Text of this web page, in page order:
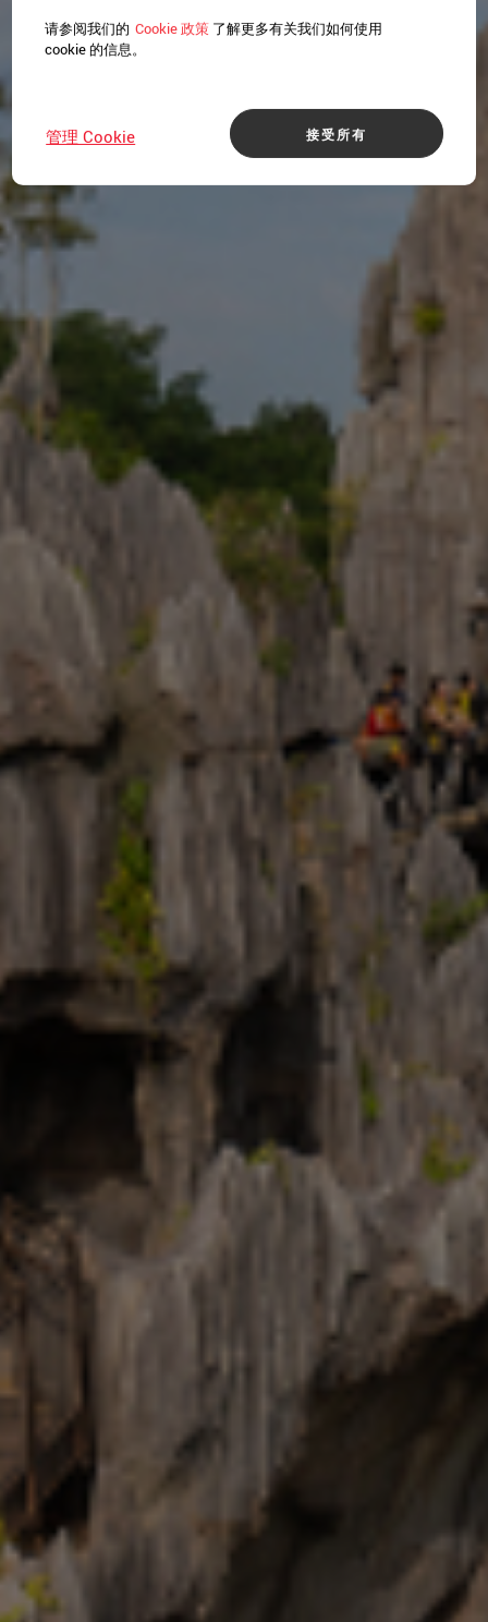
请参阅我们的 Cookie 政策 了解更多有关我们如何使用
cookie 的信息。
接受所有
管理 Cookie